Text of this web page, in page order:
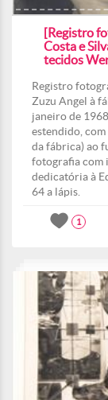
[Registro
Costa e
tecidos
Registro
Zuzu Angel à
janeiro de
estendido,
da fábrica) ao
fotografia com
dedicatória à
64 a lápis.
1